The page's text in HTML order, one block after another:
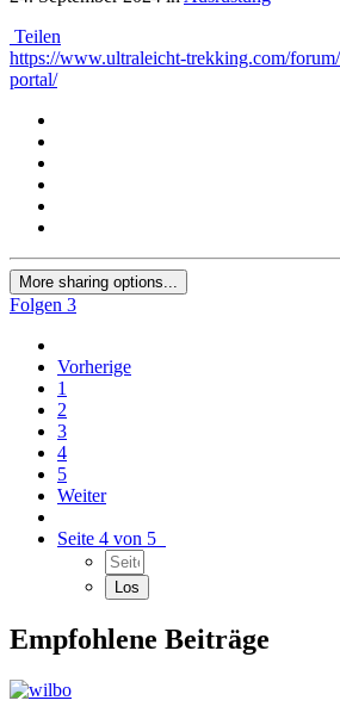
Teilen
https://www.ultraleicht-trekking.com/
portal/
More sharing options...
Folgen 3
Vorherige
1
2
3
4
5
Weiter
Seite 4 von 5
Empfohlene Beiträge